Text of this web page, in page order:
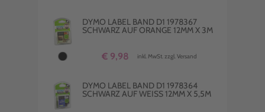
DYMO LABEL BAND D1 1978367
SCHWARZ AUF ORANGE 12MM X 3M
€ 9,98 inkl. MwSt. zzgl. Versand
DYMO LABEL BAND D1 1978364
SCHWARZ AUF WEISS 12MM X 5,5M